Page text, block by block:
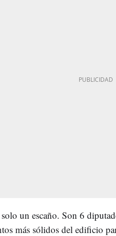
un escaño. Son 6
más sólidos del edificio